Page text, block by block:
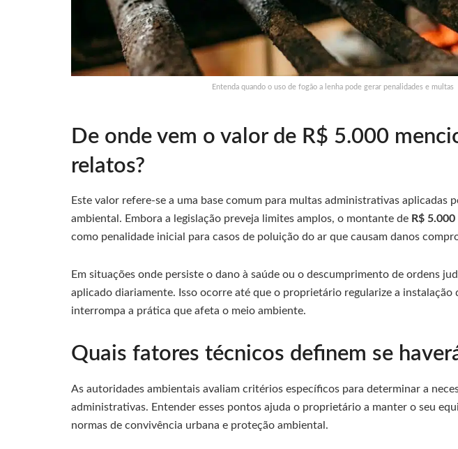
Entenda quando o uso de fogão a lenha pode gerar penalidades e multas
De onde vem o valor de R$ 5.000
relatos?
Este valor refere-se a uma base comum para multas administrativas aplicadas
ambiental. Embora a legislação preveja limites amplos, o montante de R$ 5.000
como penalidade inicial para casos de poluição do ar que causam danos
Em situações onde persiste o dano à saúde ou o descumprimento de ordens
aplicado diariamente. Isso ocorre até que o proprietário regularize a instalação
interrompa a prática que afeta o meio ambiente.
Quais fatores técnicos definem se
As autoridades ambientais avaliam critérios específicos para determinar a
administrativas. Entender esses pontos ajuda o proprietário a manter o seu
normas de convivência urbana e proteção ambiental.